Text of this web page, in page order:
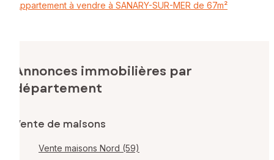
Appartement à vendre à SANARY-SUR-MER de 67m²
Annonces immobilières par
département
Vente de maisons
Vente maisons Nord (59)